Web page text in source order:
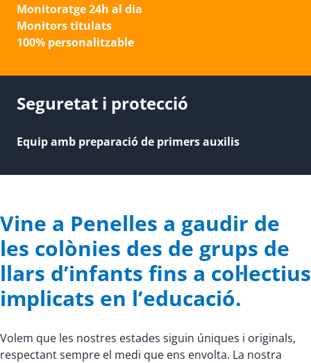
Monitoratge 24h al dia
Monitors titulats
100% personalitzable
Seguretat i protecció
Equip amb preparació de primers auxilis
Vine a Penelles a gaudir de
les colònies des de grups de
llars d’infants fins a col·lectius
implicats en l’educació.
Volem que les nostres estades siguin úniques i originals,
respectant sempre el medi que ens envolta. La nostra